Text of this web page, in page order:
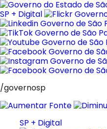
Pular
para
o
conteúdo
SP + Digital
/governosp
SP + Digital